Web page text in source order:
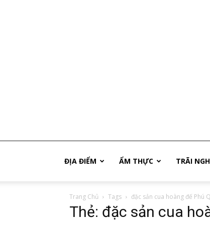
ĐỊA ĐIỂM ẨM THỰC TRÃI
Trang Chủ Tags đặc sản cua hoàng đế Phú
Thẻ: đặc sản cua